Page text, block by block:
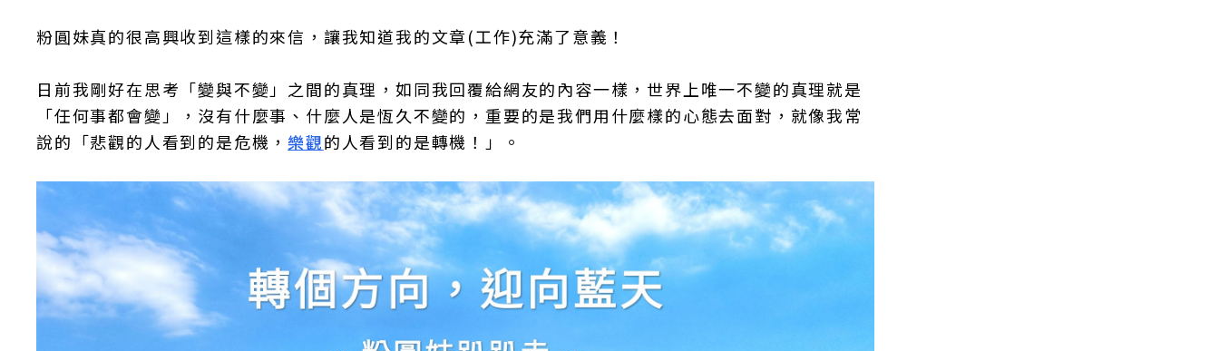
粉圓妹真的很高興收到這樣的來信，讓我知道我的文章(工作)充滿了意義！
日前我剛好在思考「變與不變」之間的真理，如同我回覆給網友的內容一樣，世界上唯一不變的真理就是
「任何事都會變」，沒有什麼事、什麼人是恆久不變的，重要的是我們用什麼樣的心態去面對，就像我常
說的「悲觀的人看到的是危機， 樂觀的人看到的是轉機！」。